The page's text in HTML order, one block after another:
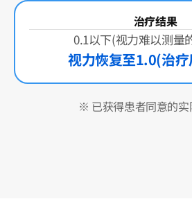
治疗结果
0.1以下(视力难以测量
视力恢复至1.0(治
※ 已获得患者同意的实